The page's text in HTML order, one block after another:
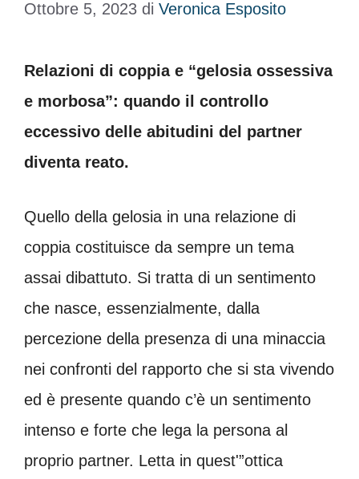
Ottobre 5, 2023 di Veronica Esposito
Relazioni di coppia e “gelosia ossessiva
e morbosa”: quando il controllo
eccessivo delle abitudini del partner
diventa reato.
Quello della gelosia in una relazione di
coppia costituisce da sempre un tema
assai dibattuto. Si tratta di un sentimento
che nasce, essenzialmente, dalla
percezione della presenza di una minaccia
nei confronti del rapporto che si sta vivendo
ed è presente quando c’è un sentimento
intenso e forte che lega la persona al
proprio partner. Letta in quest'”ottica